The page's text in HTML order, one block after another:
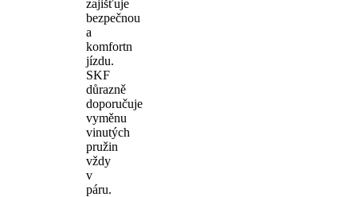
zajišťuje
bezpečnou
a
komfortn
jízdu.
SKF
důrazně
doporučuje
vyměnu
vinutých
pružin
vždy
v
páru.